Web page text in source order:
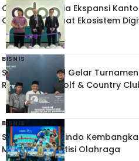
Odoo Indonesia Ekspansi
Campus, Perkuat Ekosistem
BISNIS
Sinar Mas Land Gelar
Rancamaya Golf & Country
BISNIS
Satyaraga Jasindo
Melalui Kompetisi Olahraga